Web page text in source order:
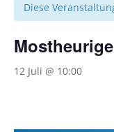
Diese
12 Juli @ 10:00